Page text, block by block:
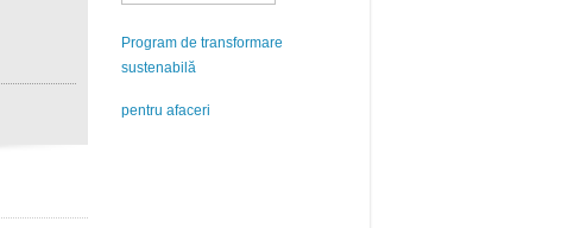
Program de transformare
sustenabilă
pentru afaceri